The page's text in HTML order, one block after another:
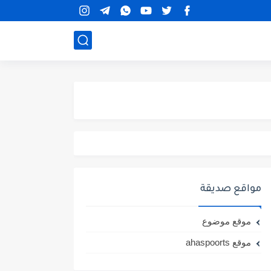
مواقع صديقة
موقع موضوع
موقع ahaspoorts